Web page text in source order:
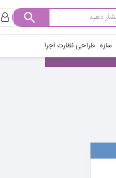
سازه طراحی نظارت اجرا